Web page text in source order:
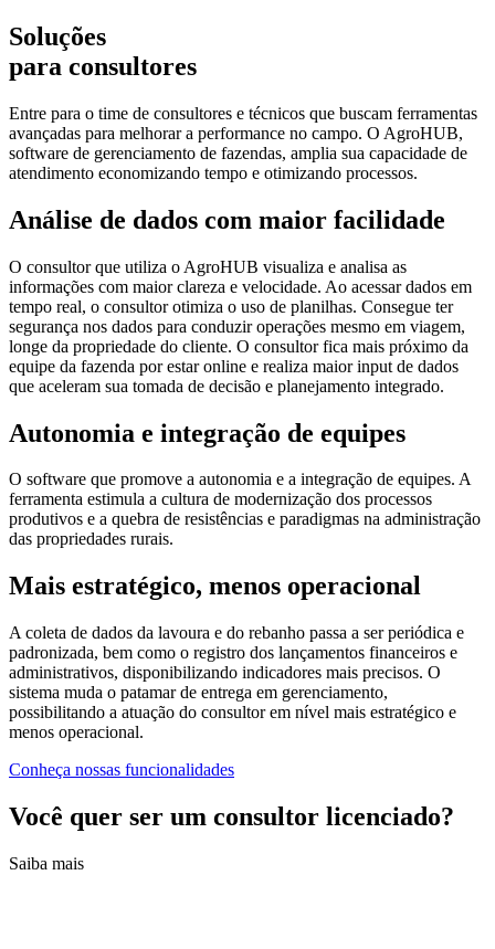
Soluções
para consultores
Entre para o time de consultores e técnicos que buscam ferramentas
avançadas para melhorar a performance no campo. O AgroHUB,
software de gerenciamento de fazendas, amplia sua capacidade de
atendimento economizando tempo e otimizando processos.
Análise de dados com maior facilidade
O consultor que utiliza o AgroHUB visualiza e analisa as
informações com maior clareza e velocidade. Ao acessar dados em
tempo real, o consultor otimiza o uso de planilhas. Consegue ter
segurança nos dados para conduzir operações mesmo em viagem,
longe da propriedade do cliente. O consultor fica mais próximo da
equipe da fazenda por estar online e realiza maior input de dados
que aceleram sua tomada de decisão e planejamento integrado.
Autonomia e integração de equipes
O software que promove a autonomia e a integração de equipes. A
ferramenta estimula a cultura de modernização dos processos
produtivos e a quebra de resistências e paradigmas na administração
das propriedades rurais.
Mais estratégico, menos operacional
A coleta de dados da lavoura e do rebanho passa a ser periódica e
padronizada, bem como o registro dos lançamentos financeiros e
administrativos, disponibilizando indicadores mais precisos. O
sistema muda o patamar de entrega em gerenciamento,
possibilitando a atuação do consultor em nível mais estratégico e
menos operacional.
Conheça nossas funcionalidades
Você quer ser um consultor licenciado?
Saiba mais